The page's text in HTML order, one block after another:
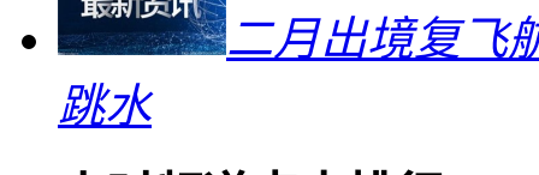
二月出境复飞
跳水